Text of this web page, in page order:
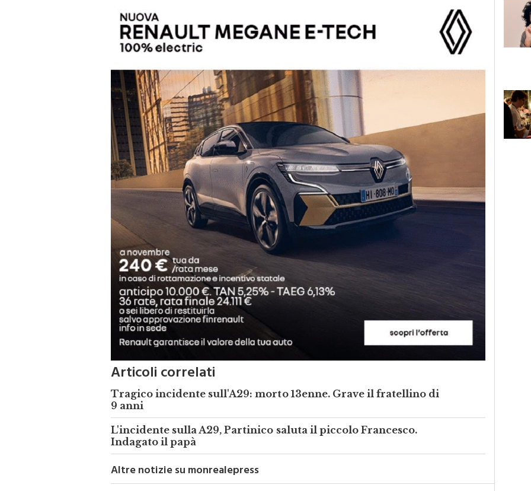
Articoli correlati
Tragico incidente sull'A29: morto 13enne. Grave il fratellino di
9 anni
L'incidente sulla A29, Partinico saluta il piccolo Francesco.
Indagato il papà
Altre notizie su monrealepress